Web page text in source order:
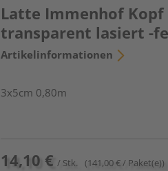
Latte Immenhof
transparent lasiert -
Artikelinformationen
3x5cm 0,80m
14,10 € / Stk. (141,00 € / Paket(e))